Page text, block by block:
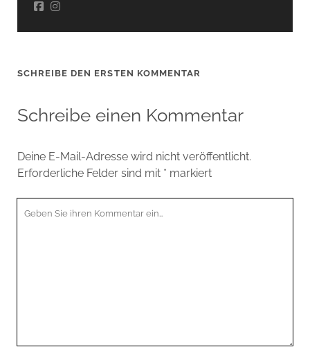
SCHREIBE DEN ERSTEN KOMMENTAR
Schreibe einen Kommentar
Deine E-Mail-Adresse wird nicht veröffentlicht.
Erforderliche Felder sind mit * markiert